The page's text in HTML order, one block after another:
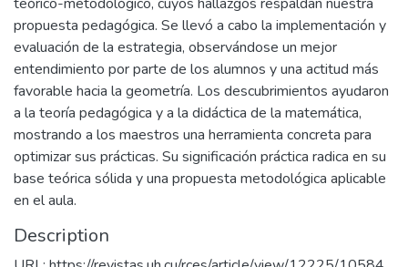
teórico-metodológico, cuyos hallazgos respaldan nuestra
propuesta pedagógica. Se llevó a cabo la implementación y
evaluación de la estrategia, observándose un mejor
entendimiento por parte de los alumnos y una actitud más
favorable hacia la geometría. Los descubrimientos ayudaron
a la teoría pedagógica y a la didáctica de la matemática,
mostrando a los maestros una herramienta concreta para
optimizar sus prácticas. Su significación práctica radica en su
base teórica sólida y una propuesta metodológica aplicable
en el aula.
Description